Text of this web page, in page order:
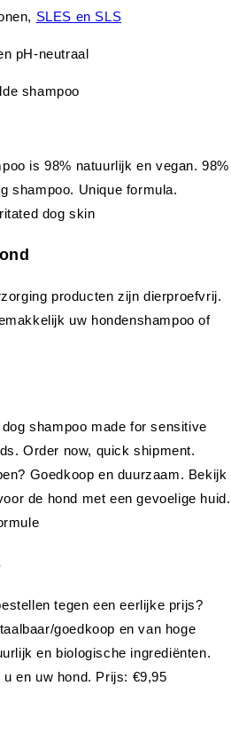
SLES en SLS
pH-neutraal
shampoo